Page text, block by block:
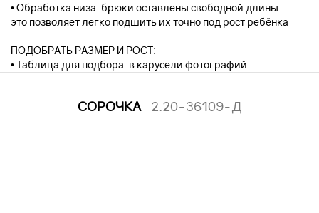
• Обработка низа: брюки оставлены свободной длины —
это позволяет легко подшить их точно под рост ребёнка
ПОДОБРАТЬ РАЗМЕР И РОСТ:
• Таблица для подбора: в карусели фотографий
СОРОЧКА 2.20-36109-Д